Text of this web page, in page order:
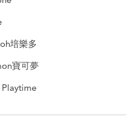
培樂多
寶可夢